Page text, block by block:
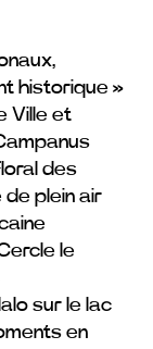
historique »
Ville et
des
plein air
le
sur le lac
en